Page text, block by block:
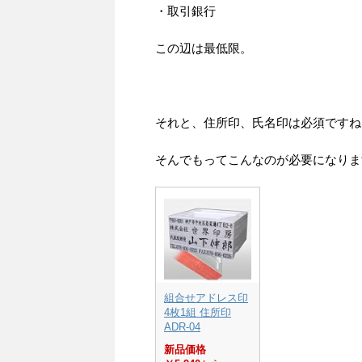
・取引銀行
この辺は最低限。
それと、住所印、氏名印は必須です
そんでもってこんなのが必要になり
組合せアドレス印
4枚1組 住所印
ADR-04
新品価格